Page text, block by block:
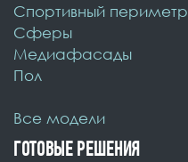
Спортивный периметр
Cферы
Медиафасады
Пол
Все модели
ГОТОВЫЕ РЕШЕНИЯ